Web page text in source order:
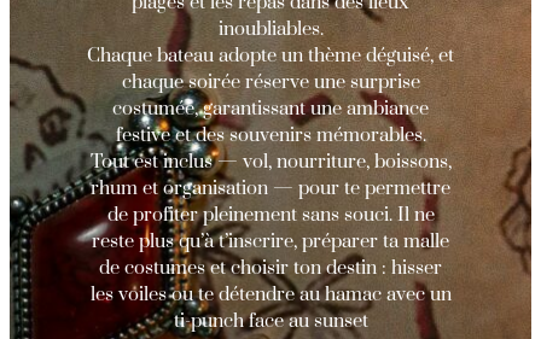
inoubliables.
Chaque bateau adopte un thème déguisé, et
chaque soirée réserve une surprise
costumée, garantissant une ambiance
festive et des souvenirs mémorables.
Tout est inclus — vol, nourriture, boissons,
rhum et organisation — pour te permettre
de profiter pleinement sans souci. Il ne
reste plus qu’à t’inscrire, préparer ta malle
de costumes et choisir ton destin : hisser
les voiles ou te détendre au hamac avec un
ti-punch face au sunset